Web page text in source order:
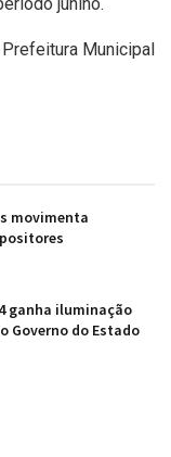
Municipal
movimenta
ganha iluminação
Governo do Estado